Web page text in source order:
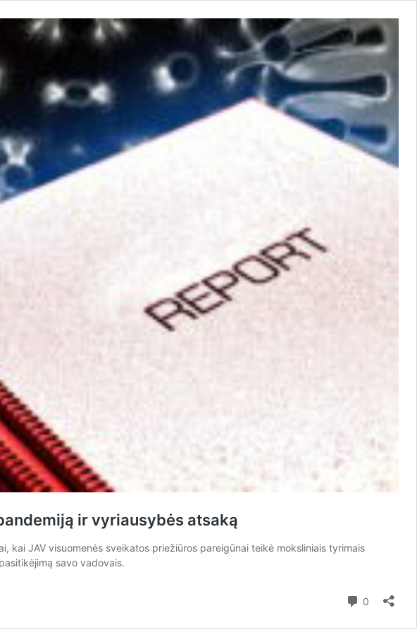
ir vyriausybės atsaką
kai JAV visuomenės sveikatos priežiūros pareigūnai teikė moksliniais tyrimais
savo vadovais.
0